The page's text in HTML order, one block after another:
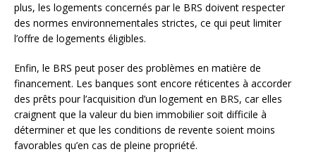
plus, les logements concernés par le BRS doivent respecter
des normes environnementales strictes, ce qui peut limiter
l’offre de logements éligibles.
Enfin, le BRS peut poser des problèmes en matière de
financement. Les banques sont encore réticentes à accorder
des prêts pour l’acquisition d’un logement en BRS, car elles
craignent que la valeur du bien immobilier soit difficile à
déterminer et que les conditions de revente soient moins
favorables qu’en cas de pleine propriété.